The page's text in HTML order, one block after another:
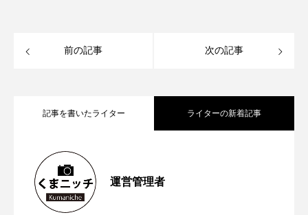
前の記事 次の記事
記事を書いたライター ライターの新着記事
運営管理者
2026.05.13
2023.06.26